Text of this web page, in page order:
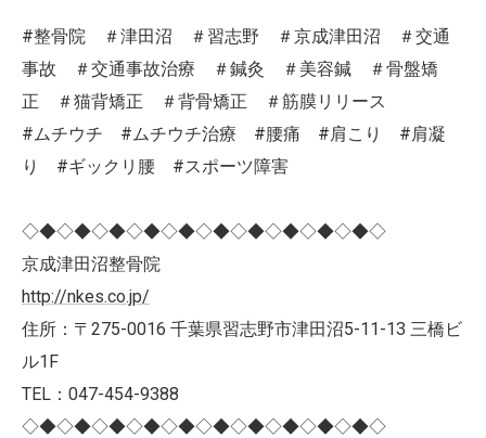
#整骨院 ＃津田沼 ＃習志野 ＃京成津田沼 ＃交通
事故 ＃交通事故治療 ＃鍼灸 ＃美容鍼 ＃骨盤矯
正 ＃猫背矯正 ＃背骨矯正 ＃筋膜リリース
#ムチウチ #ムチウチ治療 #腰痛 #肩こり #肩凝
り #ギックリ腰 #スポーツ障害
◇◆◇◆◇◆◇◆◇◆◇◆◇◆◇◆◇◆◇◆◇
京成津田沼整骨院
http://nkes.co.jp/
住所：〒275-0016 千葉県習志野市津田沼5-11-13 三橋ビ
ル1F
TEL：047-454-9388
◇◆◇◆◇◆◇◆◇◆◇◆◇◆◇◆◇◆◇◆◇